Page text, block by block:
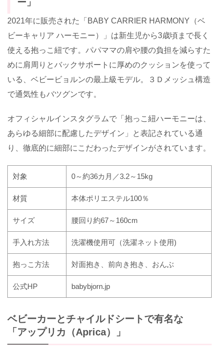
ー」
2021年に販売された「 BABY CARRIER HARMONY （ベ
ビーキャリア ハーモニー）」は新生児から3歳頃まで長く
使える抱っこ紐です。パパママの肩や腰の負担を減らすた
めに肩周りとバックサポートに厚めのクッションを使って
いる、ベビービョルンの最上級モデル。３Ｄメッシュ構造
で通気性もバツグンです。
オフィシャルインスタグラムで「抱っこ紐ハーモニーは、
あらゆる細部に配慮したデザイン」と表記されている通
り、徹底的に細部にこだわったデザインがされています。
対象 0～約36カ月／3.2～ 15kg
材質 本体ポリエステル100％
サイズ 腰回り約67～ 160cm
手入れ方法 洗濯機使用可（洗濯ネット使用)
抱っこ方法 対面抱き、前向き抱き、おんぶ
公式HP babybjorn.jp
ベビーカーとチャイルドシートで有名な
「アップリカ（Aprica）」